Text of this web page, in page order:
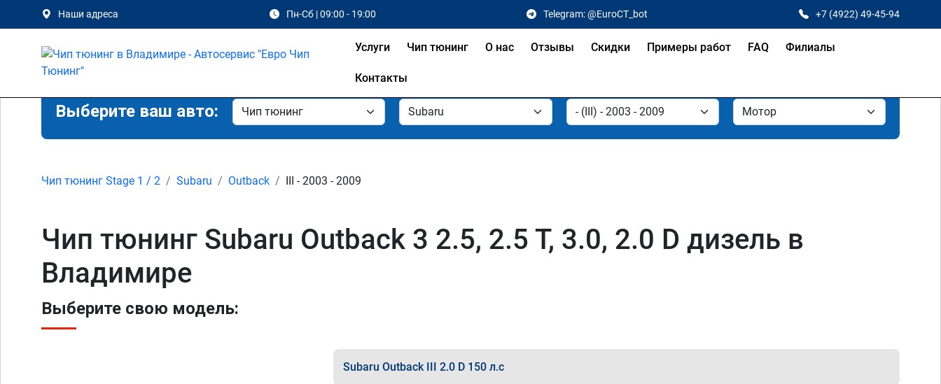
Наши адреса Пн-Сб | 09:00 - 19:00 Telegram: @EuroCT_bot +7 (4922) 49-45-94
Услуги Чип тюнинг О нас Отзывы Скидки Примеры работ FAQ Филиалы
Контакты
Выберите ваш авто:
Чип тюнинг Stage 1 / 2 Subaru Outback III - 2003 - 2009
Чип тюнинг Subaru Outback 3 2.5, 2.5 T, 3.0, 2.0 D дизель в
Владимире
Выберите свою модель:
Subaru Outback III 2.0 D 150 л.с